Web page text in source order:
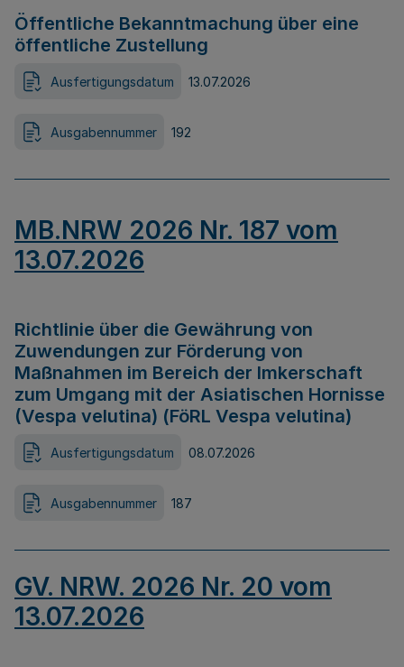
Öffentliche Bekanntmachung über eine
öffentliche Zustellung
Ausfertigungsdatum 13.07.2026
Ausgabennummer 192
MB.NRW 2026 Nr. 187 vom
13.07.2026
Richtlinie über die Gewährung von
Zuwendungen zur Förderung von
Maßnahmen im Bereich der Imkerschaft
zum Umgang mit der Asiatischen Hornisse
(Vespa velutina) (FöRL Vespa velutina)
Ausfertigungsdatum 08.07.2026
Ausgabennummer 187
GV. NRW. 2026 Nr. 20 vom
13.07.2026